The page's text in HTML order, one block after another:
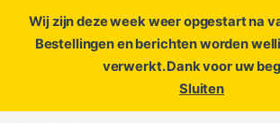
Wij zijn deze week weer opgestart na
Bestellingen en berichten worden
verwerkt. Dank voor uw
Sluiten
ofopen een ticket